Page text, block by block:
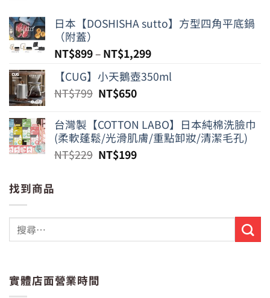
日本【DOSHISHA sutto】方型四角平底鍋
（附蓋）
NT$899– NT$1,299
【CUG】小天鵝壺350ml
NT$799 原
價
格：
NT$799。
NT$650目
價
格：
NT$650。
台灣製【COTTON LABO】日本純棉洗臉巾
(柔軟蓬鬆/光滑肌膚/重點卸妝/清潔毛孔)
NT$229 原
NT$199目
找到商品
實體店面營業時間